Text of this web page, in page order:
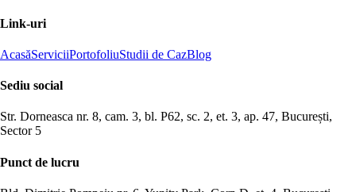
Link-uri
AcasăServiciiPortofoliuStudii de CazBlog
Sediu social
Str. Dorneasca nr. 8, cam. 3, bl. P62, sc. 2, et. 3, ap. 47, București,
Sector 5
Punct de lucru